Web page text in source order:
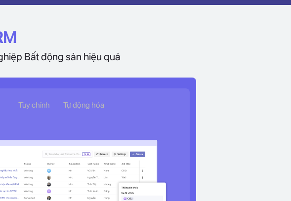
Bất động sản hiệu quả
Tự động hóa
Tùy chỉnh